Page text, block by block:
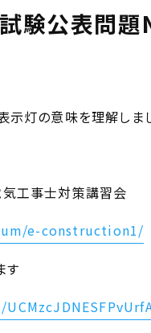
験公表問
灯の意味を理解しまし
工事士対策講習会
e-construction1/
す